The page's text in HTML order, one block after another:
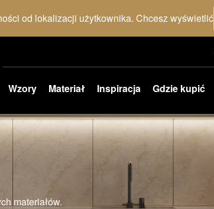
od lokalizacji użytkownika. Chcesz wyświetlić
Wzory Materiał Inspiracja Gdzie kupić
materiałów.